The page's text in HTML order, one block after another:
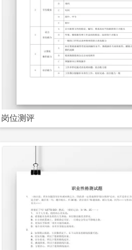
岗位测评
立即下载